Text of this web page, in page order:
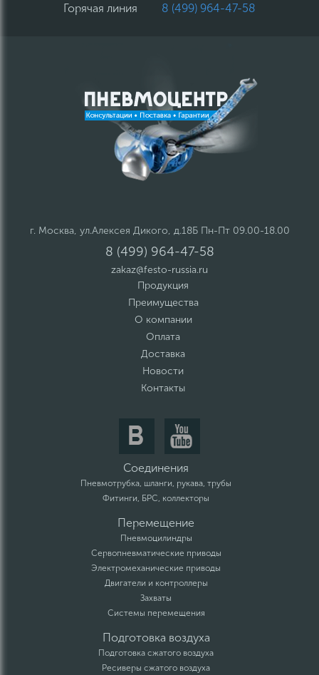
Горячая линия 8 (499) 964-47-58
г. Москва, ул.Алексея Дикого, д.18Б Пн-Пт 09.00-18.00
8 (499) 964-47-58
zakaz@festo-russia.ru
Продукция
Преимущества
О компании
Оплата
Доставка
Новости
Контакты
Соединения
Пневмотрубка, шланги, рукава, трубы
Фитинги, БРС, коллекторы
Перемещение
Пневмоцилиндры
Сервопневматические приводы
Электромеханические приводы
Двигатели и контроллеры
Захваты
Системы перемещения
Подготовка воздуха
Подготовка сжатого воздуха
Ресиверы сжатого воздуха